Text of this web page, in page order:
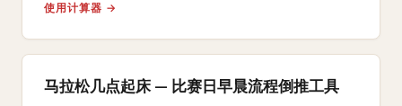
A4打印裁剪折叠即可佩戴比赛。
使用计算器 →
马拉松几点起床 — 比赛日早晨流程倒推工具